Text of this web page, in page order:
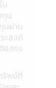
ข
ม่
งได้
น
น
ผ่าน
ะสงค์
สรร
พย์ที่